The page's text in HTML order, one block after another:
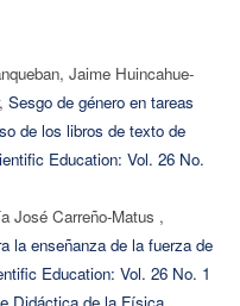
Jaime Huincahue-
Sesgo de género en tareas
de los libros de texto de
Education: Vol. 26 No.
José Carreño-Matus ,
la enseñanza de la fuerza de
Education: Vol. 26 No. 1